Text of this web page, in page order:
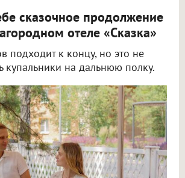
сказочное продолжение
отеле «Сказка»
подходит к концу, но это не
купальники на дальнюю полку.